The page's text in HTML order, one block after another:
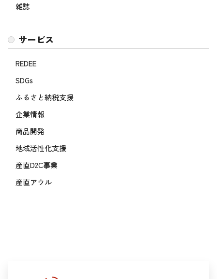
雑誌
サービス
REDEE
SDGs
ふるさと納税支援
企業情報
商品開発
地域活性化支援
産直D2C事業
産直アウル